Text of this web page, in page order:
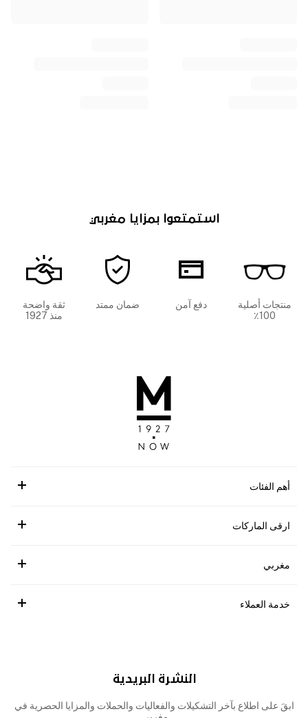
استمتعوا بمزايا مغربي
منتجات أصلية
100٪
دفع آمن ضمان ممتد
ثقة واضحة
منذ 1927
أهم الفئات
ارقى الماركات
مغربي
خدمة العملاء
النشرة البريدية
ابقَ على اطلاع بآخر التشكيلات والفعاليات والحملات والمزايا الحصرية في